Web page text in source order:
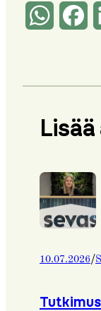
10.07.2026/